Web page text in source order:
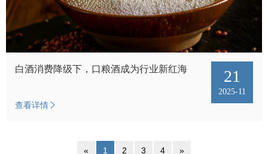
白酒消费降级下，口粮酒成为行业新红海 21
2025-11
查看详情
« 1 2 3 4 »